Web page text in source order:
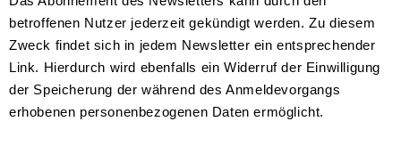
betroffenen Nutzer jederzeit gekündigt werden. Zu diesem
Zweck findet sich in jedem Newsletter ein entsprechender
Link. Hierdurch wird ebenfalls ein Widerruf der Einwilligung
der Speicherung der während des Anmeldevorgangs
erhobenen personenbezogenen Daten ermöglicht.